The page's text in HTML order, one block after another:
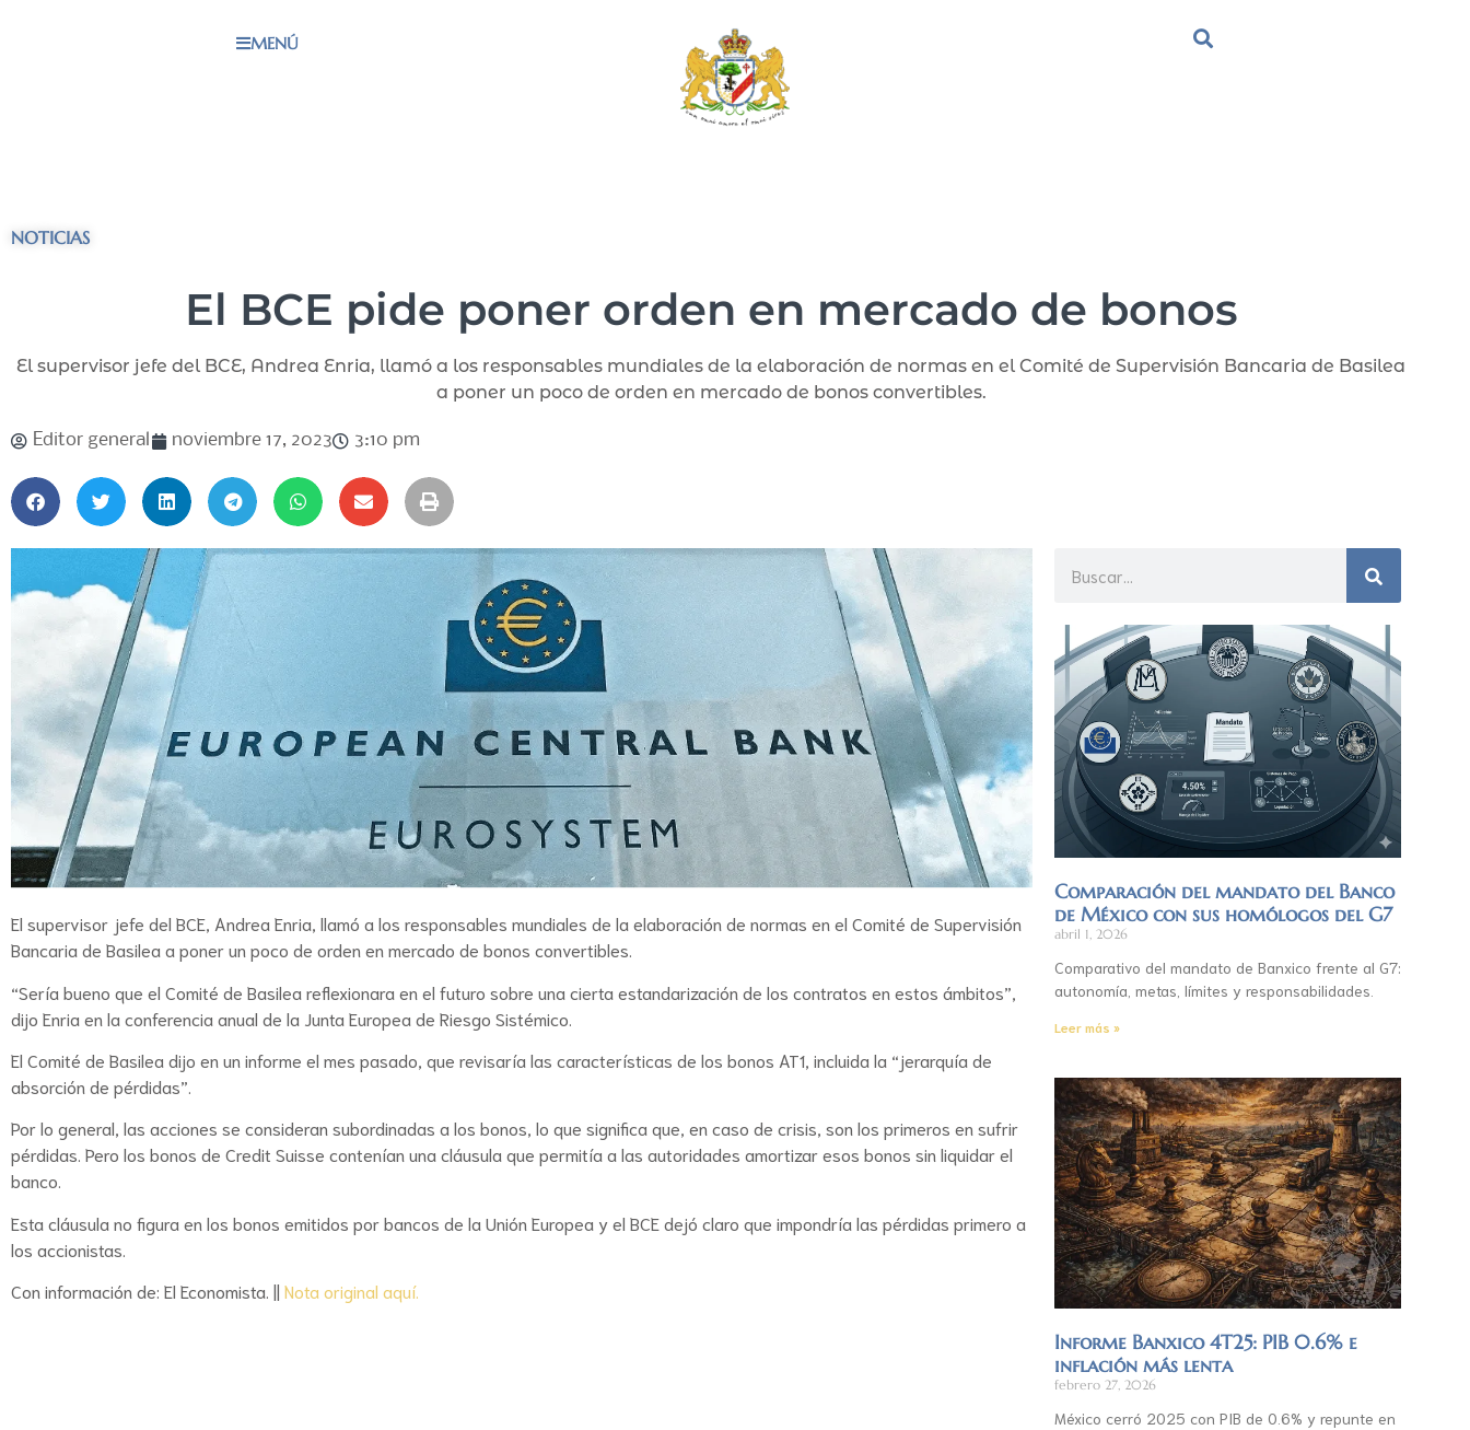
MENÚ
NOTICIAS
El BCE pide poner orden en mercado de bonos
El supervisor jefe del BCE, Andrea Enria, llamó a los responsables mundiales de la elaboración de normas en el Comité de Supervisión Bancaria de Basilea
a poner un poco de orden en mercado de bonos convertibles.
Editor general noviembre 17, 2023 3:10 pm
El supervisor jefe del BCE, Andrea Enria, llamó a los responsables mundiales de la elaboración de normas en el Comité de Supervisión
Bancaria de Basilea a poner un poco de orden en mercado de bonos convertibles.
“Sería bueno que el Comité de Basilea reflexionara en el futuro sobre una cierta estandarización de los contratos en estos ámbitos”,
dijo Enria en la conferencia anual de la Junta Europea de Riesgo Sistémico.
El Comité de Basilea dijo en un informe el mes pasado, que revisaría las características de los bonos AT1, incluida la “jerarquía de
absorción de pérdidas”.
Por lo general, las acciones se consideran subordinadas a los bonos, lo que significa que, en caso de crisis, son los primeros en sufrir
pérdidas. Pero los bonos de Credit Suisse contenían una cláusula que permitía a las autoridades amortizar esos bonos sin liquidar el
banco.
Esta cláusula no figura en los bonos emitidos por bancos de la Unión Europea y el BCE dejó claro que impondría las pérdidas primero a
los accionistas.
Con información de: El Economista. || Nota original aquí.
Comparación del mandato del Banco
de México con sus homólogos del G7
abril 1, 2026
Comparativo del mandato de Banxico frente al G7:
autonomía, metas, límites y responsabilidades.
Leer más »
Informe Banxico 4T25: PIB 0.6% e
inflación más lenta
febrero 27, 2026
México cerró 2025 con PIB de 0.6% y repunte en